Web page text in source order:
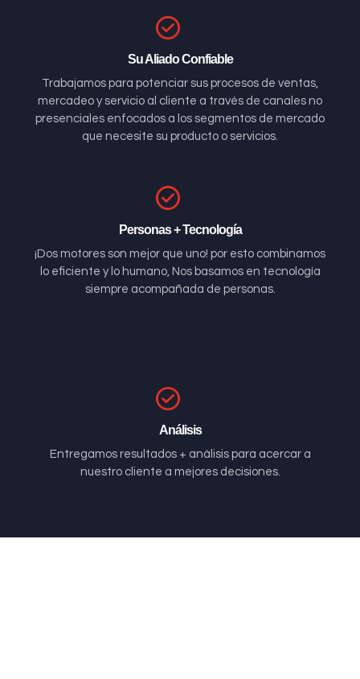
Su Aliado Confiable
Trabajamos para potenciar sus procesos de ventas,
mercadeo y servicio al cliente a través de canales no
presenciales enfocados a los segmentos de mercado
que necesite su producto o servicios.
Personas + Tecnología
¡Dos motores son mejor que uno! por esto combinamos
lo eficiente y lo humano, Nos basamos en tecnología
siempre acompañada de personas.
Análisis
Entregamos resultados + análisis para acercar a
nuestro cliente a mejores decisiones.